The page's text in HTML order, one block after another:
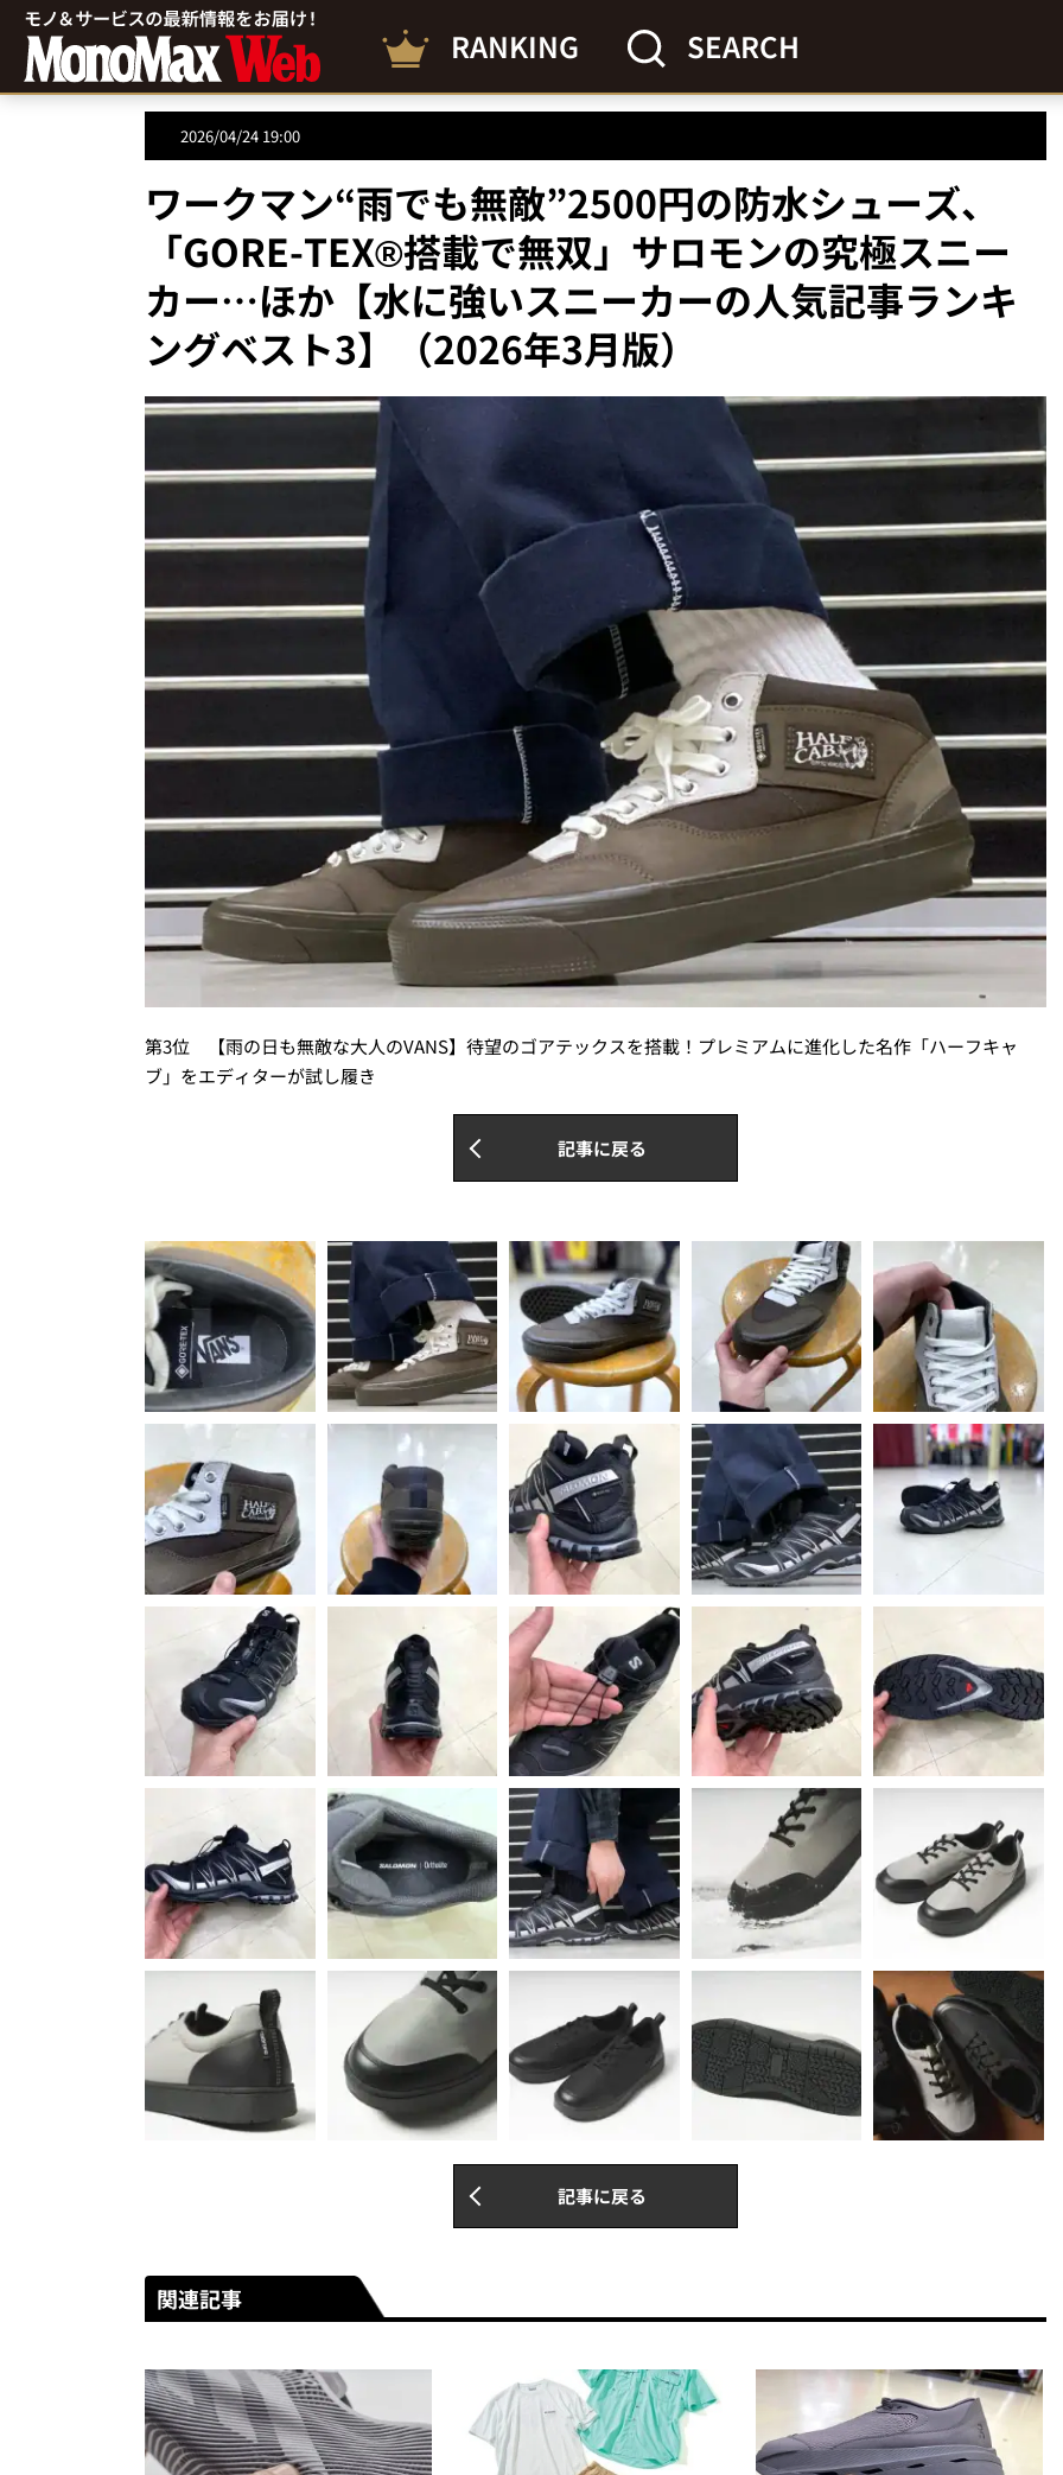
RANKING SEARCH
2026/04/24 19:00
ワークマン“雨でも無敵”2500円の防水シューズ、
「GORE-TEX®搭載で無双」サロモンの究極スニー
カー…ほか【水に強いスニーカーの人気記事ランキ
ングベスト3】（2026年3月版）
第3位 【雨の日も無敵な大人のVANS】待望のゴアテックスを搭載！プレミアムに進化した名作「ハーフキャ
ブ」をエディターが試し履き
記事に戻る
記事に戻る
関連記事